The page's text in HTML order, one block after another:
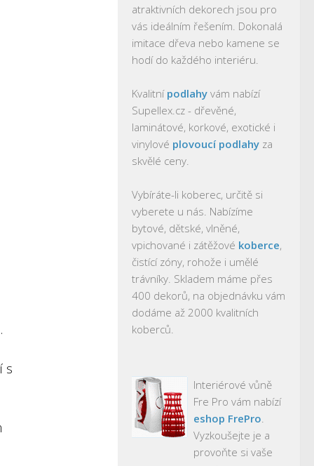
s
atraktivních dekorech jsou pro
vás ideálním řešením. Dokonalá
imitace dřeva nebo kamene se
hodí do každého interiéru.
Kvalitní podlahy vám nabízí
Supellex.cz - dřevěné,
laminátové, korkové, exotické i
vinylové plovoucí podlahy za
skvělé ceny.
Vybíráte-li koberec, určitě si
vyberete u nás. Nabízíme
bytové, dětské, vlněné,
vpichované i zátěžové koberce,
čistící zóny, rohože i umělé
trávníky. Skladem máme přes
400 dekorů, na objednávku vám
dodáme až 2000 kvalitních
koberců.
Interiérové vůně
Fre Pro vám nabízí
eshop FrePro.
Vyzkoušejte je a
provoňte si vaše